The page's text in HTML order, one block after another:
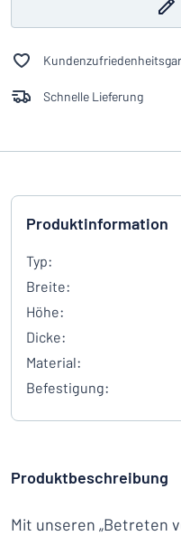
Schnelle Lieferung
Produktinformation
Typ:
Breite:
Höhe:
Dicke:
Material:
Befestigung:
Produktbeschreibung
Mit unseren „Betreten